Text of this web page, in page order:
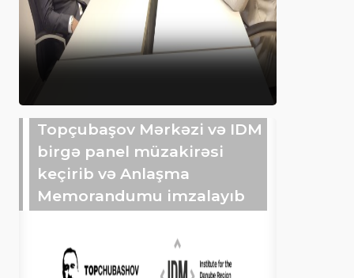
Topçubaşov Mərkəzi və IDM
birgə panel müzakirəsi
keçirib və Anlaşma
Memorandumu imzalayıb